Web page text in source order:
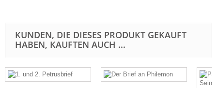
KUNDEN, DIE DIESES PRODUKT GEKAUFT
HABEN, KAUFTEN AUCH ...